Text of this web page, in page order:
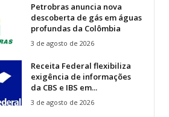
Petrobras anuncia nova
descoberta de gás em águas
profundas da Colômbia
3 de agosto de 2026
Receita Federal flexibiliza
exigência de informações
da CBS e IBS em...
3 de agosto de 2026